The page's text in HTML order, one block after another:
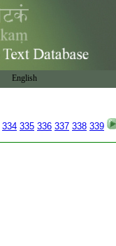
English
334 335 336 337 338 339